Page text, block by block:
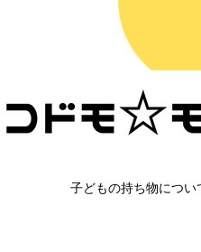
子どもの持ち物につい